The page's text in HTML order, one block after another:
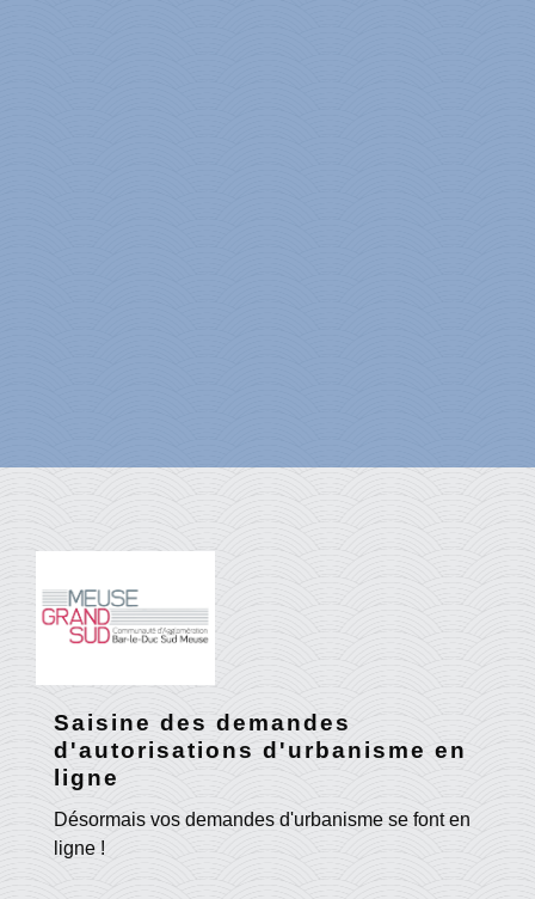
Saisine des demandes
d'autorisations d'urbanisme en
ligne
Désormais vos demandes d'urbanisme se font en
ligne !